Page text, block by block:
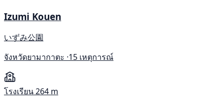
Izumi Kouen
いずみ公園
จังหวัดยามากาตะ ·15 เหตุการณ์
โรงเรียน264 m